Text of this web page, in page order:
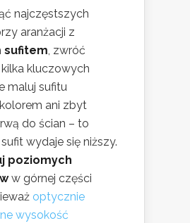
najczęstszych
aranżacji z
sufitem, zwróć
kluczowych
maluj sufitu
ani zbyt
do ścian – to
wydaje się niższy.
poziomych
w górnej części
optycznie
wysokość